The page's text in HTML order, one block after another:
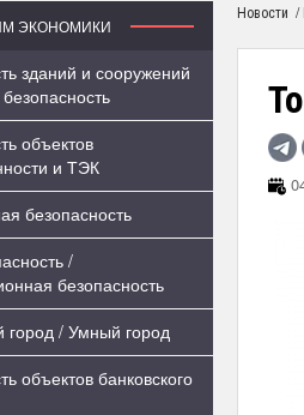
ЭКОНОМИКИ
зданий и сооружений
объектов
и ТЭК
безопасность
/
безопасность
город / Умный город
объектов банковского
Новости /